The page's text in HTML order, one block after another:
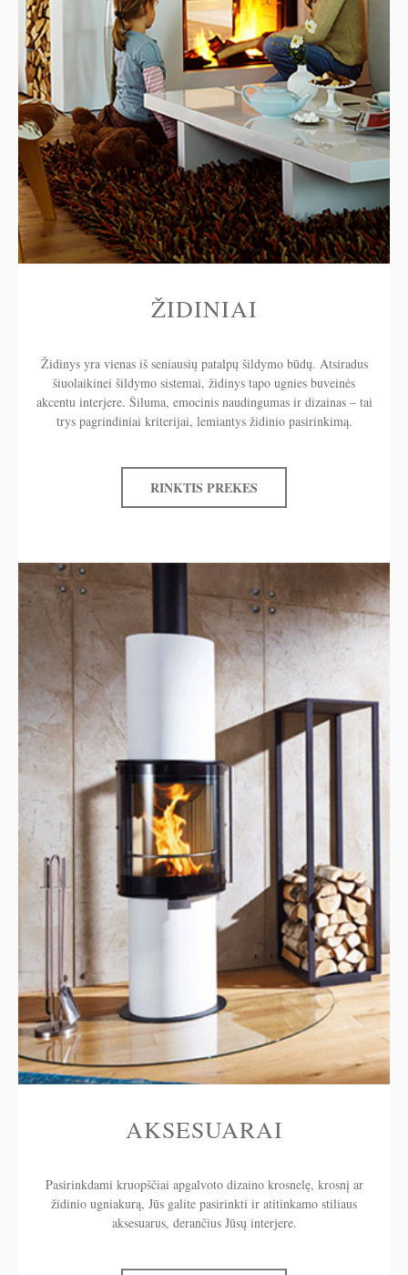
ŽIDINIAI
Židinys yra vienas iš seniausių patalpų šildymo būdų. Atsiradus
šiuolaikinei šildymo sistemai, židinys tapo ugnies buveinės
akcentu interjere. Šiluma, emocinis naudingumas ir dizainas – tai
trys pagrindiniai kriterijai, lemiantys židinio pasirinkimą.
RINKTIS PREKES
AKSESUARAI
Pasirinkdami kruopščiai apgalvoto dizaino krosnelę, krosnį ar
židinio ugniakurą, Jūs galite pasirinkti ir atitinkamo stiliaus
aksesuarus, derančius Jūsų interjere.